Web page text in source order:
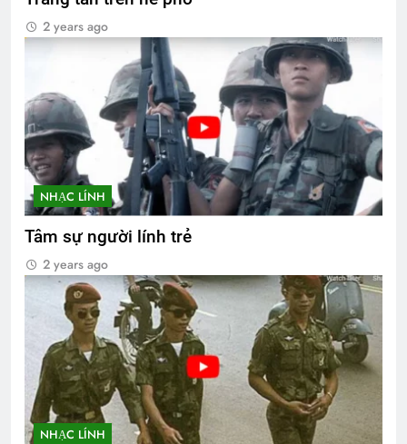
2 years ago
NHẠC LÍNH
Tâm sự người lính trẻ
2 years ago
NHẠC LÍNH